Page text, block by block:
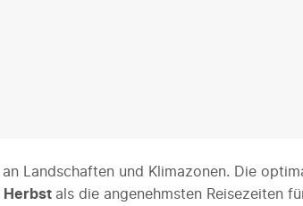
an Landschaften und Klimazonen. Die
Herbst als die angenehmsten Reisezeiten